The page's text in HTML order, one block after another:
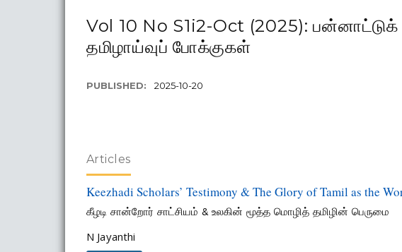
Vol 10 No S1i2-Oct (2025):
தமிழாய்வுப் போக்குகள்
PUBLISHED: 2025-10-20
Articles
Keezhadi Scholars’ Testimony & The Glory of Tamil as the
கீழடி சான்றோர் சாட்சியம் & உலகின் மூத்த மொழித் தமிழின் பெருமை
N Jayanthi